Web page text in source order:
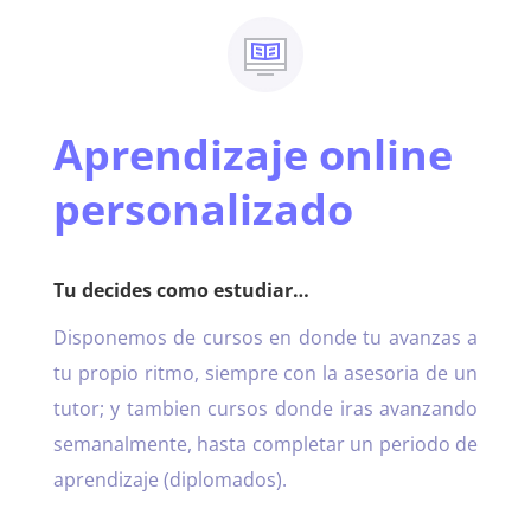
Aprendizaje online
personalizado
Tu decides como estudiar…
Disponemos de cursos en donde tu avanzas a
tu propio ritmo, siempre con la asesoria de un
tutor; y tambien cursos donde iras avanzando
semanalmente, hasta completar un periodo de
aprendizaje (diplomados).